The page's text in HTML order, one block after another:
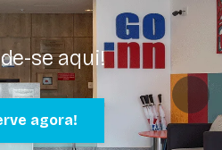
se aqui!
agora!